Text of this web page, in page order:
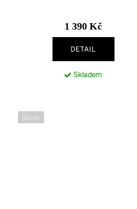
1 390 Kč
DETAIL
Skladem
Sleva